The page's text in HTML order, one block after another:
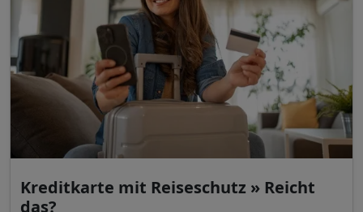
Kreditkarte mit Reiseschutz » Reicht
das?